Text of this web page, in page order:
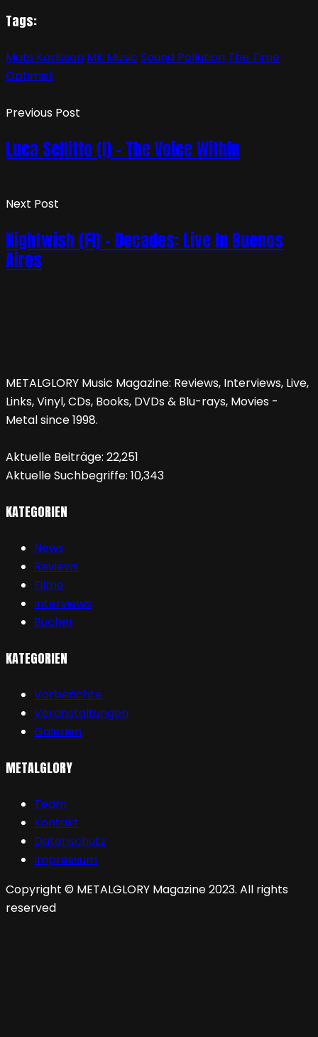
Tags:
Mats Karlsson MK Music Sound Pollution The Time
Optimist
Previous Post
Luca Sellitto (I) – The Voice Within
Next Post
Nightwish (FI) – Decades: Live In Buenos
Aires
METALGLORY Music Magazine: Reviews, Interviews, Live,
Links, Vinyl, CDs, Books, DVDs & Blu-rays, Movies -
Metal since 1998.
Aktuelle Beiträge: 22,251
Aktuelle Suchbegriffe: 10,343
KATEGORIEN
News
Reviews
Filme
Interviews
Bücher
KATEGORIEN
Vorberichte
Veranstaltungen
Galerien
METALGLORY
Team
Kontakt
Datenschutz
Impressum
Copyright © METALGLORY Magazine 2023. All rights
reserved